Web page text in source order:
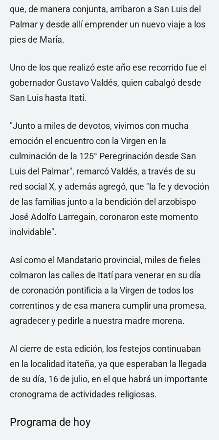
que, de manera conjunta, arribaron a San Luis del
Palmar y desde allí emprender un nuevo viaje a los
pies de María.
Uno de los que realizó este año ese recorrido fue el
gobernador Gustavo Valdés, quien cabalgó desde
San Luis hasta Itatí.
"Junto a miles de devotos, vivimos con mucha
emoción el encuentro con la Virgen en la
culminación de la 125° Peregrinación desde San
Luis del Palmar", remarcó Valdés, a través de su
red social X, y además agregó, que "la fe y devoción
de las familias junto a la bendición del arzobispo
José Adolfo Larregain, coronaron este momento
inolvidable".
Así como el Mandatario provincial, miles de fieles
colmaron las calles de Itatí para venerar en su día
de coronación pontificia a la Virgen de todos los
correntinos y de esa manera cumplir una promesa,
agradecer y pedirle a nuestra madre morena.
Al cierre de esta edición, los festejos continuaban
en la localidad itateña, ya que esperaban la llegada
de su día, 16 de julio, en el que habrá un importante
cronograma de actividades religiosas.
Programa de hoy